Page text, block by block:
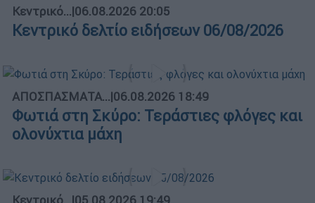
Κεντρικό...|06.08.2026 20:05
Κεντρικό δελτίο ειδήσεων 06/08/2026
ΑΠΟΣΠΑΣΜΑΤΑ...|06.08.2026 18:49
Φωτιά στη Σκύρο: Τεράστιες φλόγες και
ολονύχτια μάχη